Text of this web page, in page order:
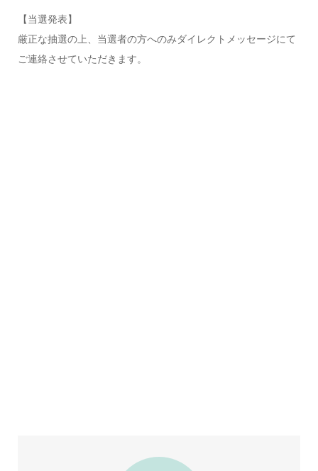
【当選発表】
厳正な抽選の上、当選者の方へのみダイレクトメッセージにて
ご連絡させていただきます。